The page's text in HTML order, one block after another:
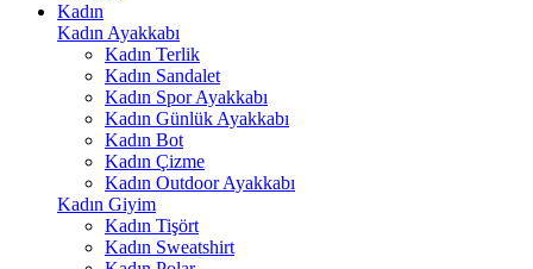
Kadın
Kadın Ayakkabı
Kadın Terlik
Kadın Sandalet
Kadın Spor Ayakkabı
Kadın Günlük Ayakkabı
Kadın Bot
Kadın Çizme
Kadın Outdoor Ayakkabı
Kadın Giyim
Kadın Tişört
Kadın Sweatshirt